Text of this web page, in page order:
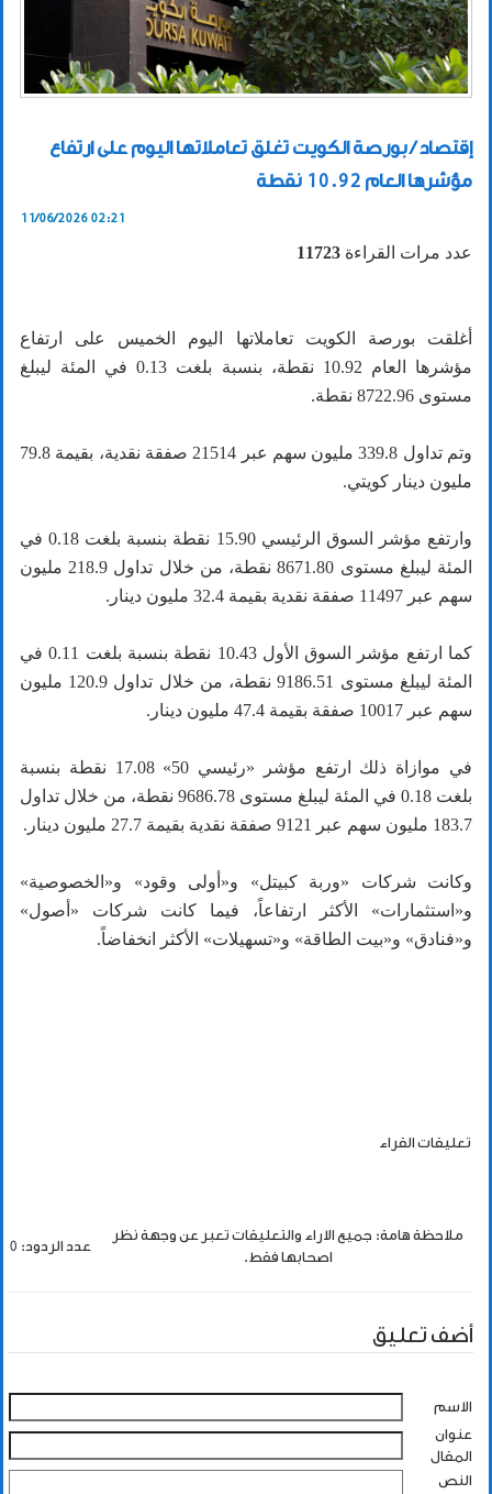
إقتصاد / بورصة الكويت تغلق تعاملاتها اليوم على ارتفاع
مؤشرها العام 10.92 نقطة
11/06/2026 02:21
عدد مرات القراءة 11723
أغلقت بورصة الكويت تعاملاتها اليوم الخميس على ارتفاع
مؤشرها العام 10.92 نقطة، بنسبة بلغت 0.13 في المئة ليبلغ
مستوى 8722.96 نقطة.
وتم تداول 339.8 مليون سهم عبر 21514 صفقة نقدية، بقيمة 79.8
مليون دينار كويتي.
وارتفع مؤشر السوق الرئيسي 15.90 نقطة بنسبة بلغت 0.18 في
المئة ليبلغ مستوى 8671.80 نقطة، من خلال تداول 218.9 مليون
سهم عبر 11497 صفقة نقدية بقيمة 32.4 مليون دينار.
كما ارتفع مؤشر السوق الأول 10.43 نقطة بنسبة بلغت 0.11 في
المئة ليبلغ مستوى 9186.51 نقطة، من خلال تداول 120.9 مليون
سهم عبر 10017 صفقة بقيمة 47.4 مليون دينار.
في موازاة ذلك ارتفع مؤشر «رئيسي 50» 17.08 نقطة بنسبة
بلغت 0.18 في المئة ليبلغ مستوى 9686.78 نقطة، من خلال تداول
183.7 مليون سهم عبر 9121 صفقة نقدية بقيمة 27.7 مليون دينار.
وكانت شركات «وربة كبيتل» و«أولى وقود» و«الخصوصية»
و«استثمارات» الأكثر ارتفاعاً، فيما كانت شركات «أصول»
و«فنادق» و«بيت الطاقة» و«تسهيلات» الأكثر انخفاضاً.
تعليقات القراء
ملاحظة هامة: جميع الاراء والتعليقات تعبر عن وجهة نظر
اصحابها فقط.
عدد الردود: 0
أضف تعليق
الاسم
عنوان
المقال
النص